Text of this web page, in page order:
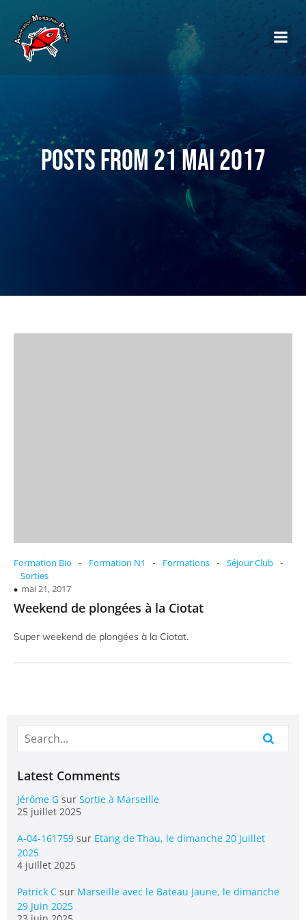
Posts from 21 mai 2017
Formation Bio - Formation N1 - Formations - Séjour Club -
Sorties
mai 21, 2017
Weekend de plongées à la Ciotat
Super weekend de plongées à la Ciotat.
Latest Comments
Jérôme G sur Sortie à Marseille
25 juillet 2025
A-04-161759 sur Etang de Thau, le dimanche 20 Juillet
2025
4 juillet 2025
Patrick C sur Marseille avec le Bateau Jaune, le dimanche
29 Juin 2025